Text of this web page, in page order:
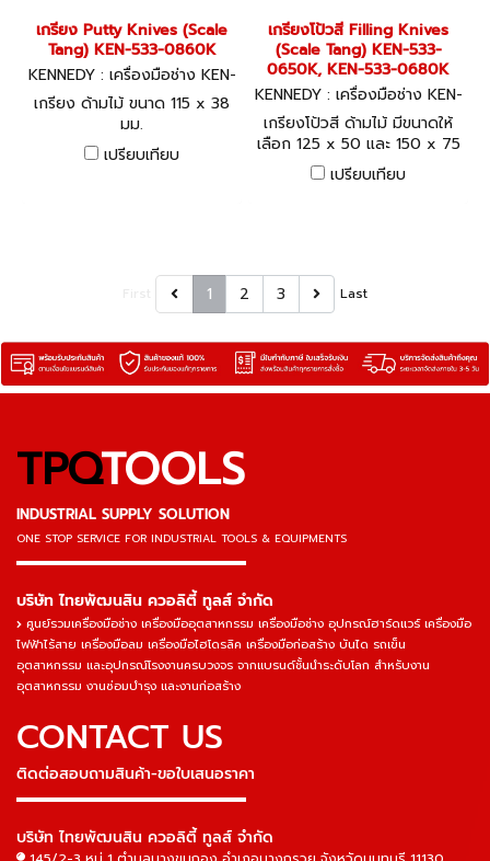
เกรียง Putty Knives (Scale
Tang) KEN-533-0860K
KENNEDY : เครื่องมือช่าง KEN-
533-0860K
เกรียง ด้ามไม้ ขนาด 115 x 38
มม.
เปรียบเทียบ
เกรียงโป้วสี Filling Knives
(Scale Tang) KEN-533-
0650K, KEN-533-0680K
KENNEDY : เครื่องมือช่าง KEN-
533-0650K, KEN-533-0680
K
เกรียงโป้วสี ด้ามไม้ มีขนาดให้
เลือก 125 x 50 และ 150 x 75
มม.
เปรียบเทียบ
1 2 3 Last
TPQTOOLS
INDUSTRIAL SUPPLY SOLUTION
ONE STOP SERVICE FOR INDUSTRIAL TOOLS & EQUIPMENTS
▬▬▬▬▬▬▬▬▬▬▬▬▬▬▬
บริษัท ไทยพัฒนสิน ควอลิตี้ ทูลส์ จำกัด
ศูนย์รวมเครื่องมือช่าง เครื่องมืออุตสาหกรรม เครื่องมือช่าง อุปกรณ์ฮาร์ดแวร์ เครื่องมือ
ไฟฟ้าไร้สาย เครื่องมือลม เครื่องมือไฮโดรลิค เครื่องมือก่อสร้าง บันได รถเข็น
อุตสาหกรรม และอุปกรณ์โรงงานครบวงจร จากแบรนด์ชั้นนำระดับโลก สำหรับงาน
อุตสาหกรรม งานซ่อมบำรุง และงานก่อสร้าง
CONTACT US
ติดต่อสอบถามสินค้า-ขอใบเสนอราคา
▬▬▬▬▬▬▬▬▬▬▬▬▬▬▬
บริษัท ไทยพัฒนสิน ควอลิตี้ ทูลส์ จำกัด